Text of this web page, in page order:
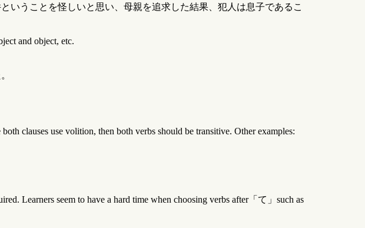
いうことを怪しいと思い、母親を追求した結果、犯人は息子であるこ
and object, etc.
clauses use volition, then both verbs should be transitive. Other examples:
Learners seem to have a hard time when choosing verbs after「て」such as